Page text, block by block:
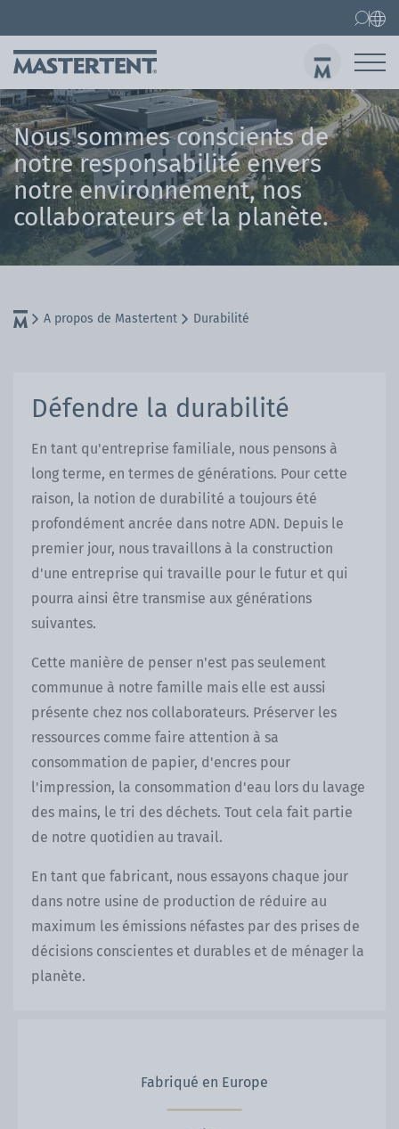
Nous sommes conscients de
notre responsabilité envers
notre environnement, nos
collaborateurs et la planète.
A propos de Mastertent Durabilité
Défendre la durabilité
En tant qu'entreprise familiale, nous pensons à
long terme, en termes de générations. Pour cette
raison, la notion de durabilité a toujours été
profondément ancrée dans notre ADN. Depuis le
premier jour, nous travaillons à la construction
d'une entreprise qui travaille pour le futur et qui
pourra ainsi être transmise aux générations
suivantes.
Cette manière de penser n'est pas seulement
communue à notre famille mais elle est aussi
présente chez nos collaborateurs. Préserver les
ressources comme faire attention à sa
consommation de papier, d'encres pour
l'impression, la consommation d'eau lors du lavage
des mains, le tri des déchets. Tout cela fait partie
de notre quotidien au travail.
En tant que fabricant, nous essayons chaque jour
dans notre usine de production de réduire au
maximum les émissions néfastes par des prises de
décisions conscientes et durables et de ménager la
planète.
Fabriqué en Europe
Contact FAQ
Barnum pliant
Barnum pliant 3x3 m